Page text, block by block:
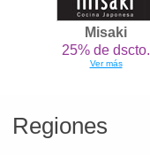
Misaki
25% de dscto.
Ver más
Regiones